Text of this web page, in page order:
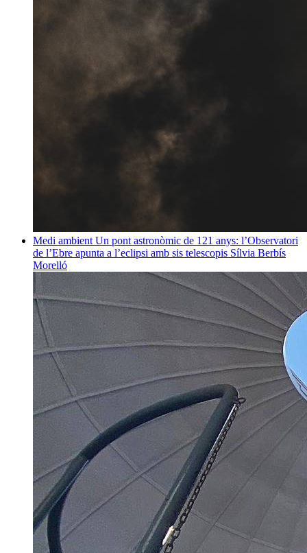
Medi ambient Un pont astronòmic de 121 anys: l’Observatori
de l’Ebre apunta a l’eclipsi amb sis telescopis Sílvia Berbís
Morelló